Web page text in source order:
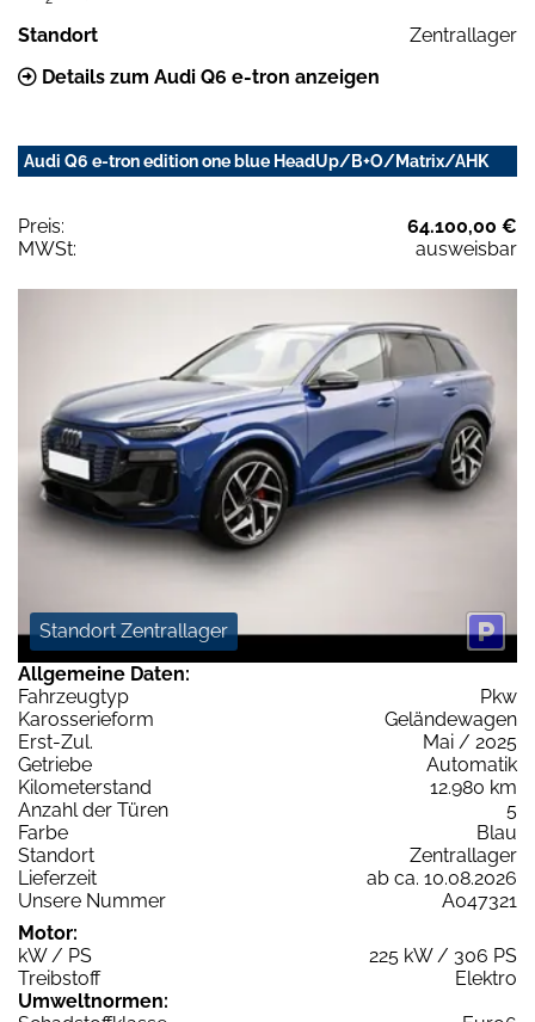
Standort
Zentrallager
Details zum Audi Q6 e-tron anzeigen
Audi Q6 e-tron edition one blue HeadUp/B+O/Matrix/AHK
Preis:
64.100,00 €
MWSt:
ausweisbar
Standort Zentrallager
Allgemeine Daten:
Fahrzeugtyp
Pkw
Karosserieform
Geländewagen
Erst-Zul.
Mai / 2025
Getriebe
Automatik
Kilometerstand
12.980 km
Anzahl der Türen
5
Farbe
Blau
Standort
Zentrallager
Lieferzeit
ab ca. 10.08.2026
Unsere Nummer
A047321
Motor:
kW / PS
225 kW / 306 PS
Treibstoff
Elektro
Umweltnormen: